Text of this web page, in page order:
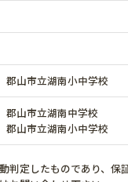
郡山市立湖南小中学校
郡山市立湖南中学校
郡山市立湖南小中学校
判定したものであり、保